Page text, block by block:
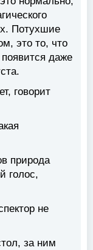
Потухшие
это то, что
даже
говорит
природа
голос,
не
за ним